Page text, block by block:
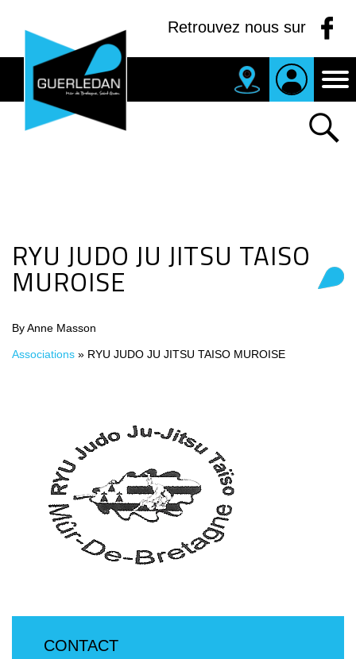
Retrouvez nous sur
RYU JUDO JU JITSU TAISO
MUROISE
By Anne Masson
Associations » RYU JUDO JU JITSU TAISO MUROISE
CONTACT